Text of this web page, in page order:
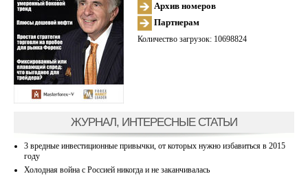
Архив номеров
Партнерам
Количество загрузок: 10698824
ЖУРНАЛ, ИНТЕРЕСНЫЕ СТАТЬИ
3 вредные инвестиционные привычки, от которых нужно избавиться в 2015
году
Холодная война с Россией никогда и не заканчивалась